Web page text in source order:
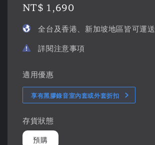
Regular
NT$ 1,690
全台及香港、新加坡地區皆可運送
詳閱注意事項
適用優惠
享有黑膠錄音室內套或外套折扣
存貨狀態
預購